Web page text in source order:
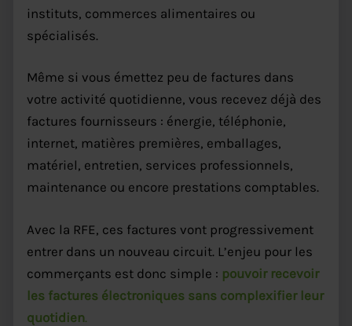
instituts, commerces alimentaires ou
spécialisés.
Même si vous émettez peu de factures dans
votre activité quotidienne, vous recevez déjà des
factures fournisseurs : énergie, téléphonie,
internet, matières premières, emballages,
matériel, entretien, services professionnels,
maintenance ou encore prestations comptables.
Avec la RFE, ces factures vont progressivement
entrer dans un nouveau circuit. L’enjeu pour les
commerçants est donc simple : pouvoir recevoir
les factures électroniques sans complexifier leur
quotidien.